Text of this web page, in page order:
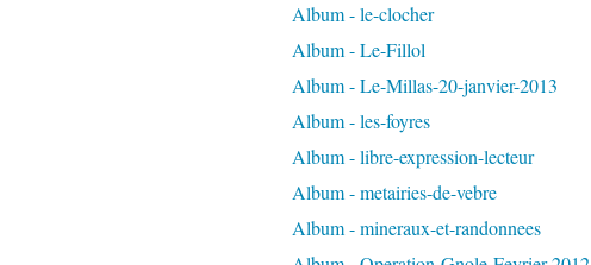
Album - le-clocher
Album - Le-Fillol
Album - Le-Millas-20-janvier-2013
Album - les-foyres
Album - libre-expression-lecteur
Album - metairies-de-vebre
Album - mineraux-et-randonnees